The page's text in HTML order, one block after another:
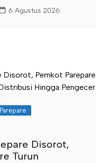
6 Agustus 2026
Parepare
Disorot,
Turun